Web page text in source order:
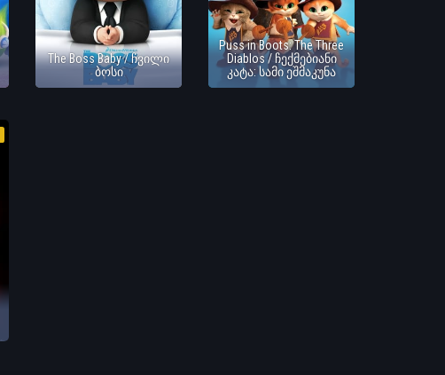
The Boss Baby / ჩვილი
ბოსი
Puss in Boots: The Three
Diablos / ჩექმებიანი
კატა: სამი ეშმაკუნა